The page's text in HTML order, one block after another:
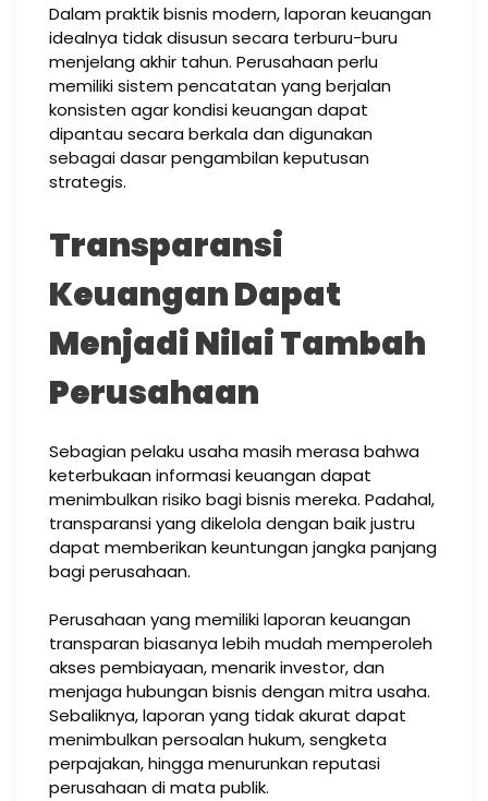
Dalam praktik bisnis modern, laporan keuangan
idealnya tidak disusun secara terburu-buru
menjelang akhir tahun. Perusahaan perlu
memiliki sistem pencatatan yang berjalan
konsisten agar kondisi keuangan dapat
dipantau secara berkala dan digunakan
sebagai dasar pengambilan keputusan
strategis.
Transparansi
Keuangan Dapat
Menjadi Nilai Tambah
Perusahaan
Sebagian pelaku usaha masih merasa bahwa
keterbukaan informasi keuangan dapat
menimbulkan risiko bagi bisnis mereka. Padahal,
transparansi yang dikelola dengan baik justru
dapat memberikan keuntungan jangka panjang
bagi perusahaan.
Perusahaan yang memiliki laporan keuangan
transparan biasanya lebih mudah memperoleh
akses pembiayaan, menarik investor, dan
menjaga hubungan bisnis dengan mitra usaha.
Sebaliknya, laporan yang tidak akurat dapat
menimbulkan persoalan hukum, sengketa
perpajakan, hingga menurunkan reputasi
perusahaan di mata publik.